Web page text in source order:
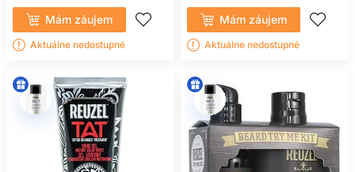
Mám záujem
Aktuálne nedostupné
Mám záujem
Aktuálne nedostupné